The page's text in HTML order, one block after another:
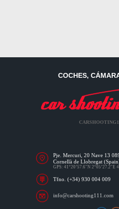
COCHES,
Pje. Mercuri, 20 Nave 13
Cornellà de Llobregat
GPS: 41°20’57.6″N 2°05’27.2″E
Tfno. (+34) 930 004 009
info@carshooting111.com